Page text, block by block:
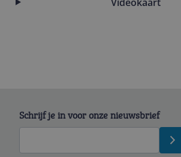
Schrijf je in voor onze nieuwsbrief